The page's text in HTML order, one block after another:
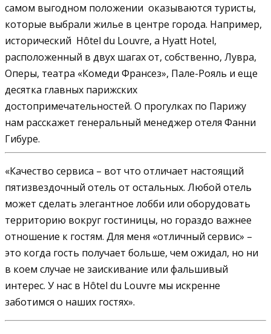
самом выгодном положении оказываются туристы,
которые выбрали жилье в центре города. Например,
исторический Hôtel du Louvre, a Hyatt Hotel,
расположенный в двух шагах от, собственно, Лувра,
Оперы, театра «Комеди Франсез», Пале-Рояль и еще
десятка главных парижских
достопримечательностей. О прогулках по Парижу
нам расскажет генеральный менеджер отеля Фанни
Гибуре.
«Качество сервиса – вот что отличает настоящий
пятизвездочный отель от остальных. Любой отель
может сделать элегантное лобби или оборудовать
территорию вокруг гостиницы, но гораздо важнее
отношение к гостям. Для меня «отличный сервис» –
это когда гость получает больше, чем ожидал, но ни
в коем случае не заискивание или фальшивый
интерес. У нас в Hôtel du Louvre мы искренне
заботимся о наших гостях».